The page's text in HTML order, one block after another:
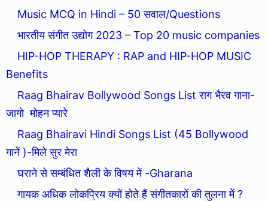
Music MCQ in Hindi – 50 सवाल/Questions
भारतीय संगीत उद्योग 2023 – Top 20 music companies
HIP-HOP THERAPY : RAP and HIP-HOP MUSIC
Benefits
Raag Bhairav Bollywood Songs List राग भैरव गाना-
जागो मोहन प्यारे
Raag Bhairavi Hindi Songs List (45 Bollywood
गानें )-मिले सुर मेरा
घराने से सम्बंधित शैली के विषय में -Gharana
गायक अधिक लोकप्रिय क्यों होते हैं संगीतकारों की तुलना में ?